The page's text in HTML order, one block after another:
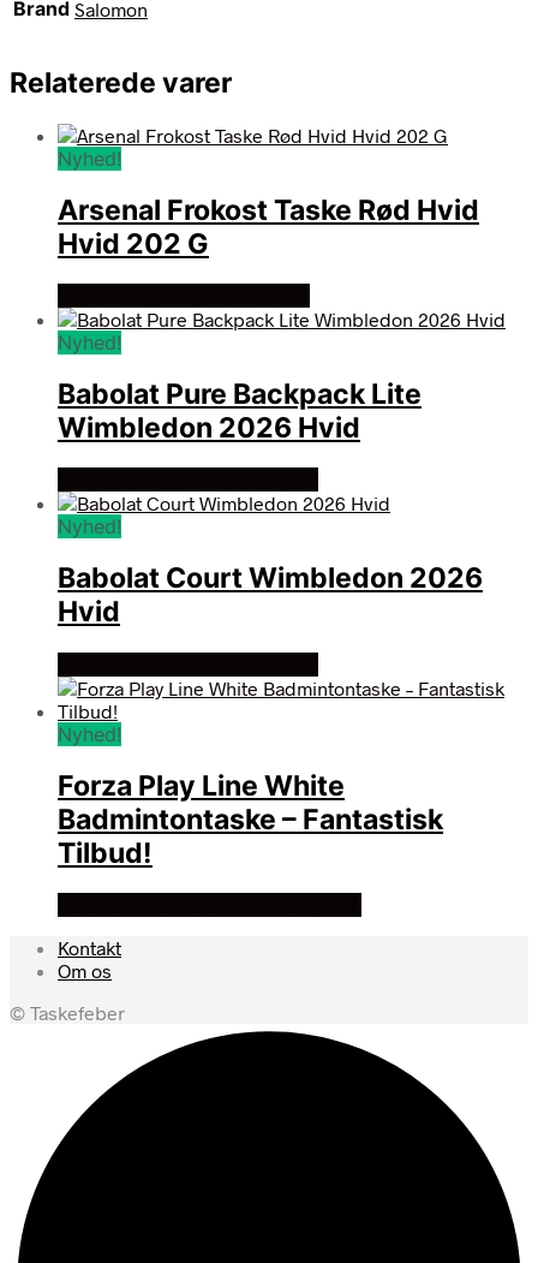
Brand Salomon
Relaterede varer
Nyhed!
Arsenal Frokost Taske Rød Hvid
Hvid 202 G
Nyhed!
Babolat Pure Backpack Lite
Wimbledon 2026 Hvid
Nyhed!
Babolat Court Wimbledon 2026
Hvid
Nyhed!
Forza Play Line White
Badmintontaske – Fantastisk
Tilbud!
Kontakt
Om os
© Taskefeber